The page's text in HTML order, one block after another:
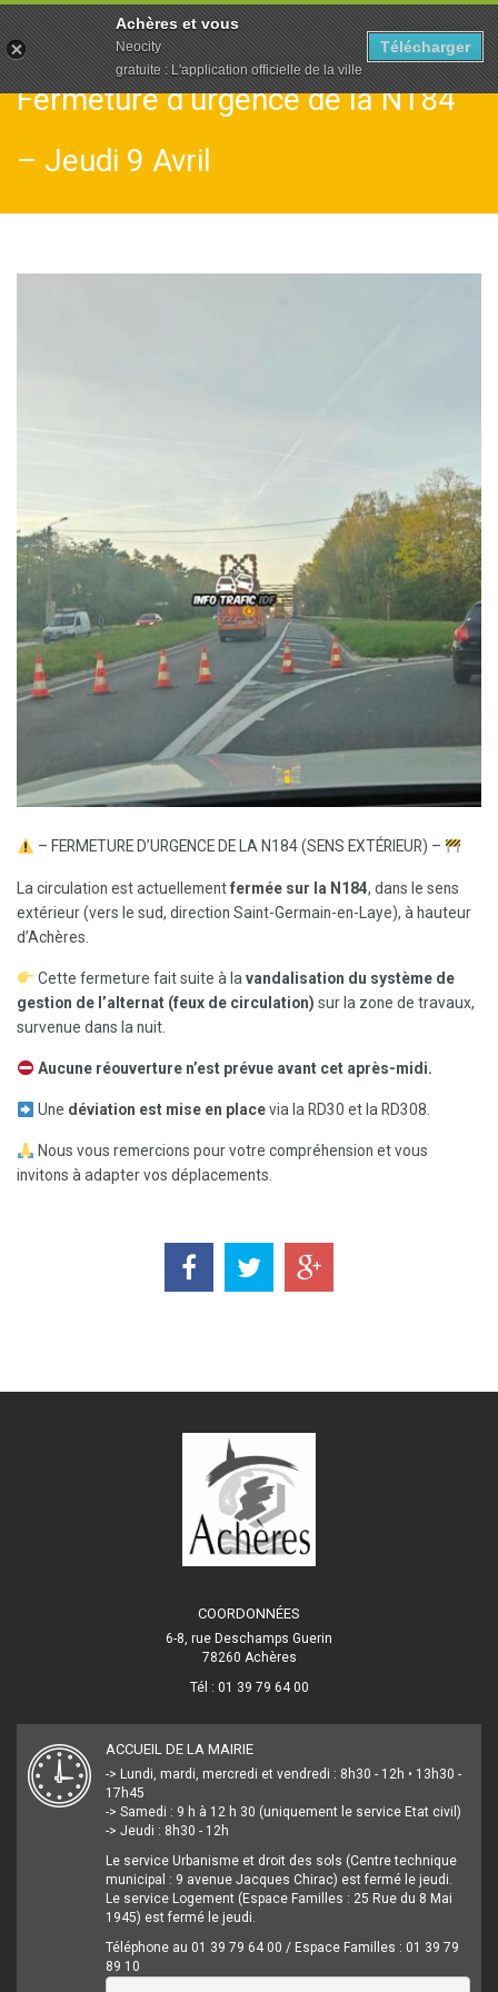
Fermeture d’urgence de la N184
– Jeudi 9 Avril
– FERMETURE D’URGENCE DE LA N184 (SENS EXTÉRIEUR) –
La circulation est actuellementfermée sur la N184, dans le sens
extérieur (vers le sud, direction Saint-Germain-en-Laye), à hauteur
d’Achères.
Cette fermeture fait suite à la vandalisation du système de
gestion de l’alternat (feux de circulation) sur la zone de travaux,
survenue dans la nuit.
Aucune réouverture n’est prévue avant cet après-midi.
Une déviation est mise en placevia la RD30 et la RD308.
Nous vous remercions pour votre compréhension et vous
invitons à adapter vos déplacements.
COORDONNÉES
6-8, rue Deschamps Guerin
78260 Achères
Tél : 01 39 79 64 00
ACCUEIL DE LA MAIRIE
-> Lundi, mardi, mercredi et vendredi : 8h30 - 12h • 13h30 -
17h45
-> Samedi : 9 h à 12 h 30 (uniquement le service Etat civil)
-> Jeudi : 8h30 - 12h
Le service Urbanisme et droit des sols (Centre technique
municipal : 9 avenue Jacques Chirac) est fermé le jeudi.
Le service Logement (Espace Familles : 25 Rue du 8 Mai
1945) est fermé le jeudi.
Téléphone au 01 39 79 64 00 / Espace Familles : 01 39 79
89 10
Achères et vous
Neocity
gratuite : L'application officielle de la ville
Télécharger